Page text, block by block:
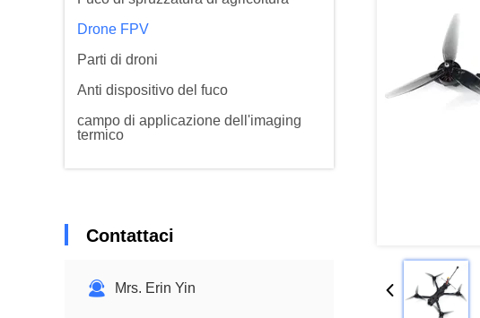
Drone FPV
Parti di droni
Anti dispositivo del fuco
campo di applicazione dell'imaging
termico
Contattaci
Mrs. Erin Yin